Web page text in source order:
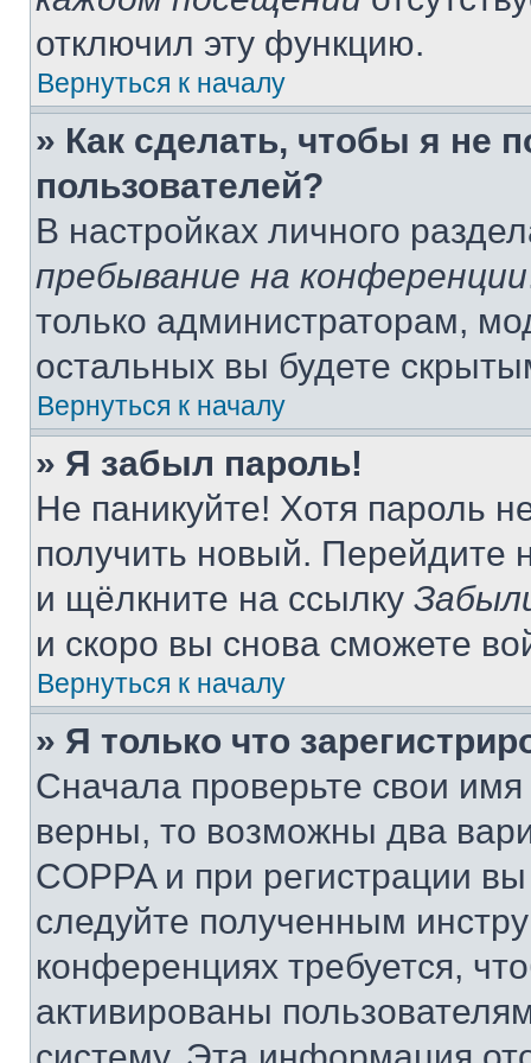
отключил эту функцию.
Вернуться к началу
» Как сделать, чтобы я не
пользователей?
В настройках личного
пребывание на конференции
только администраторам,
остальных вы будете
Вернуться к началу
» Я забыл пароль!
Не паникуйте! Хотя пароль
получить новый. Перейдите
и щёлкните на ссылку
и скоро вы снова сможете
Вернуться к началу
» Я только что
Сначала проверьте свои
верны, то возможны два
COPPA и при регистрации
следуйте полученным
конференциях требуется,
активированы